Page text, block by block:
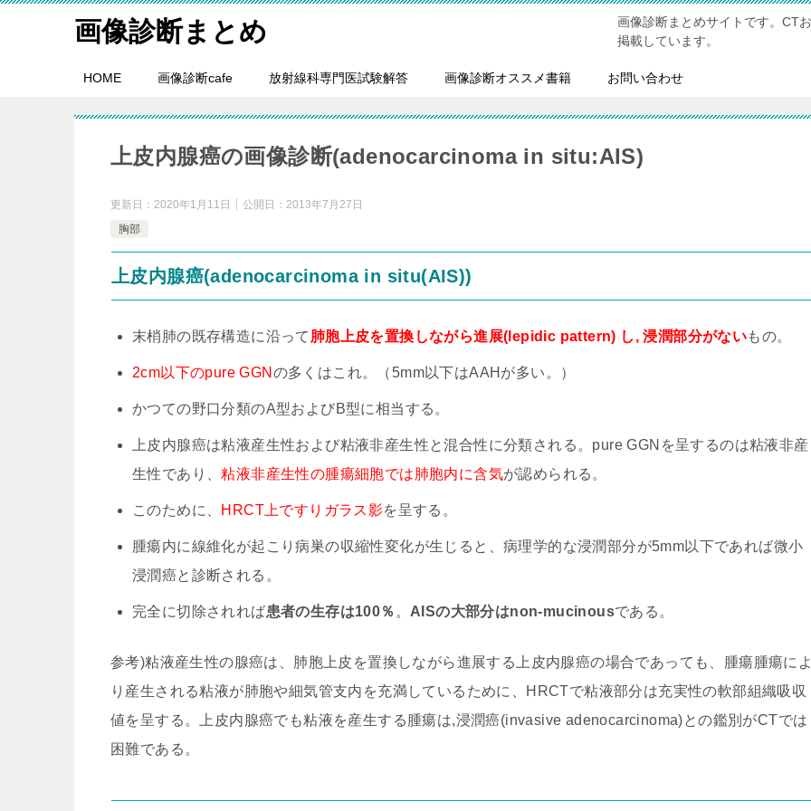
画像診断まとめ
画像診断まとめサイトです。CT
掲載しています。
HOME 画像診断cafe 放射線科専門医試験解答 画像診断オススメ書籍 お問い合わせ
上皮内腺癌の画像診断(adenocarcinoma in situ:AIS)
更新日： 2020年1月11日 公開日： 2013年7月27日
胸部
上皮内腺癌(adenocarcinoma in situ(AIS))
末梢肺の既存構造に沿って 肺胞上皮を置換しながら進展(lepidic pattern) し, 浸潤部分がないもの。
2cm以下のpure GGN の多くはこれ。（5mm以下はAAHが多い。）
かつての野口分類のA型およびB型に相当する。
上皮内腺癌は粘液産生性および粘液非産生性と混合性に分類される。pure GGNを呈するのは粘液非産
生性であり、粘液非産生性の腫瘍細胞では肺胞内に含気が認められる。
このために、 HRCT上ですりガラス影を呈する。
腫瘍内に線維化が起こり病巣の収縮性変化が生じると、病理学的な浸潤部分が5mm以下であれば微小
浸潤癌と診断される。
完全に切除されれば患者の生存は100％ 。 AISの大部分はnon-mucinousである。
参考)粘液産生性の腺癌は、肺胞上皮を置換しながら進展する上皮内腺癌の場合であっても、腫瘍腫瘍に
り産生される粘液が肺胞や細気管支内を充満しているために、HRCTで粘液部分は充実性の軟部組織吸収
値を呈する。上皮内腺癌でも粘液を産生する腫瘍は,浸潤癌(invasive adenocarcinoma)との鑑別がCTでは
困難である。